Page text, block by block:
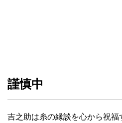
謹慎中
吉之助は糸の縁談を心から祝